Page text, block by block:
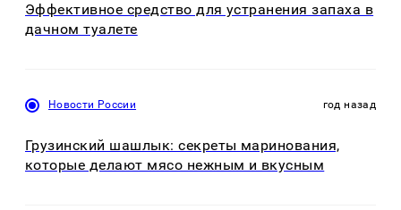
Эффективное средство для устранения запаха в
дачном туалете
Новости России год назад
Грузинский шашлык: секреты маринования,
которые делают мясо нежным и вкусным